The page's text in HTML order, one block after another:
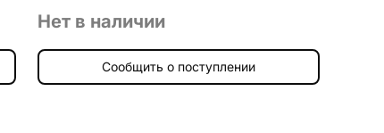
Нет в наличии
Сообщить о поступлении